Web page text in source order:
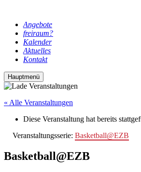
Angebote
freiraum?
Kalender
Aktuelles
Kontakt
Hauptmenü
« Alle Veranstaltungen
Diese Veranstaltung hat bereits
Veranstaltungsserie: Basketball@EZB
Basketball@EZB